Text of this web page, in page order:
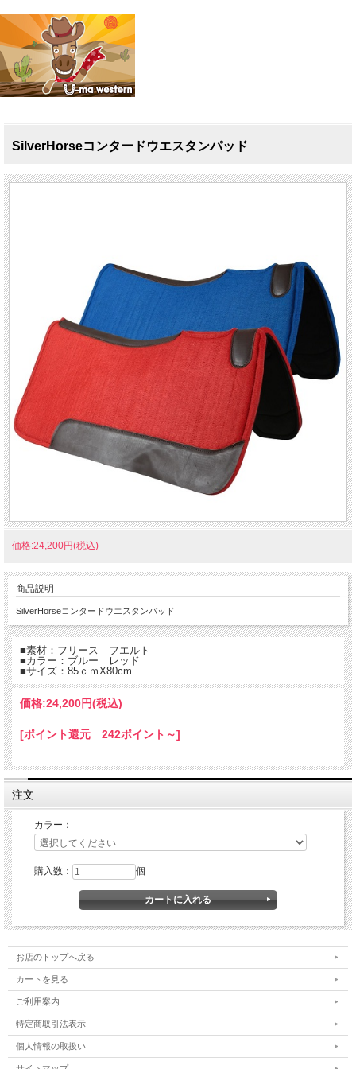
SilverHorseコンタードウエスタンパッド
価格:24,200円(税込)
商品説明
SilverHorseコンタードウエスタンパッド
■素材：フリース フエルト
■カラー：ブルー レッド
■サイズ：85ｃｍX80cm
価格:24,200円(税込)
[ポイント還元 242ポイント～]
注文
カラー：
購入数： 個
お店のトップへ戻る
カートを見る
ご利用案内
特定商取引法表示
個人情報の取扱い